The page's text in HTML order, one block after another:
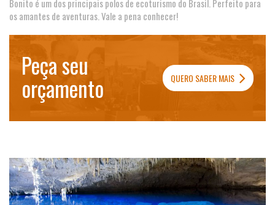
Bonito é um dos principais polos de ecoturismo do Brasil. Perfeito para
os amantes de aventuras. Vale a pena conhecer!
Peça seu
orçamento QUERO SABER MAIS